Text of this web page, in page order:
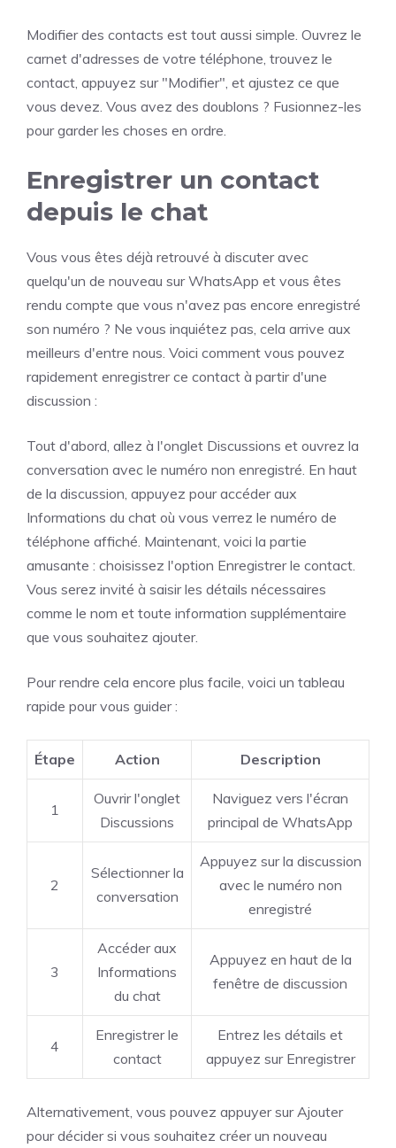
Modifier des contacts est tout aussi simple. Ouvrez le
carnet d'adresses de votre téléphone, trouvez le
contact, appuyez sur "Modifier", et ajustez ce que
vous devez. Vous avez des doublons ? Fusionnez-les
pour garder les choses en ordre.
Enregistrer un contact
depuis le chat
Vous vous êtes déjà retrouvé à discuter avec
quelqu'un de nouveau sur WhatsApp et vous êtes
rendu compte que vous n'avez pas encore enregistré
son numéro ? Ne vous inquiétez pas, cela arrive aux
meilleurs d'entre nous. Voici comment vous pouvez
rapidement enregistrer ce contact à partir d'une
discussion :
Tout d'abord, allez à l'onglet Discussions et ouvrez la
conversation avec le numéro non enregistré. En haut
de la discussion, appuyez pour accéder aux
Informations du chat où vous verrez le numéro de
téléphone affiché. Maintenant, voici la partie
amusante : choisissez l'option Enregistrer le contact.
Vous serez invité à saisir les détails nécessaires
comme le nom et toute information supplémentaire
que vous souhaitez ajouter.
Pour rendre cela encore plus facile, voici un tableau
rapide pour vous guider :
Étape Action Description
1
Ouvrir l'onglet
Discussions
Naviguez vers l'écran
principal de WhatsApp
2
Sélectionner la
conversation
Appuyez sur la discussion
avec le numéro non
enregistré
3
Accéder aux
Informations
du chat
Appuyez en haut de la
fenêtre de discussion
4
Enregistrer le
contact
Entrez les détails et
appuyez sur Enregistrer
Alternativement, vous pouvez appuyer sur Ajouter
pour décider si vous souhaitez créer un nouveau